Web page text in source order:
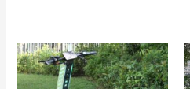
o
u
t
o
f
t
o
f
5